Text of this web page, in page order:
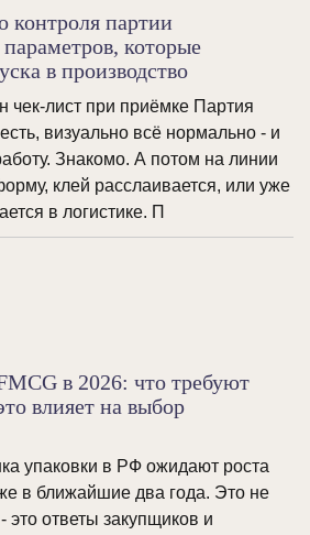
контроля партии
которые
в производство
лист при приёмке Партия
визуально всё нормально - и
Знакомо. А потом на линии
клей расслаивается, или уже
в логистике. П
в 2026: что требуют
влияет на выбор
упаковки в РФ ожидают роста
в ближайшие два года. Это не
это ответы закупщиков и